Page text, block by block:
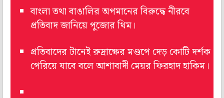
বাংলা তথা বাঙালির অপমানের বিরুদ্ধে নীরবে
প্রতিবাদ জানিয়ে পুজোর থিম।
প্রতিবাদের টানেই রুদ্রাক্ষের মণ্ডপে দেড় কোটি দর্শক
পেরিয়ে যাবে বলে আশাবাদী মেয়র ফিরহাদ হাকিম।